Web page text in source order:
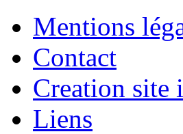
Mentions
Contact
Creation site
Liens